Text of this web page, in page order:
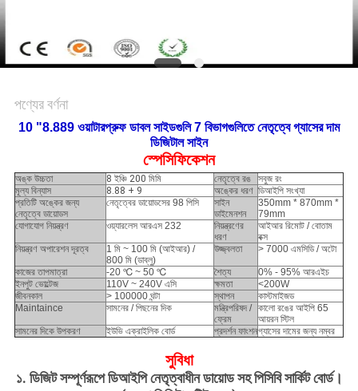
পণ্যের বর্ণনা
10 "8.889 ওয়াটারপ্রুফ ডাবল সাইডগুলি 7 বিভাগগুলিতে নেতৃত্বে গ্যাসের দাম
ডিজিটাল সাইন
স্পেসিফিকেশন
অঙ্ক উচ্চতা 8 ইঞ্চি 200 মিমি নেতৃত্বে রঙ
সবুজ রং
মূল্য বিন্যাস
8.88 + 9 অঙ্কের ধরণ ডিআইপি সংখ্যা
প্রতিটি অঙ্কের জন্য
নেতৃত্বে ডায়োডস
নেতৃত্বের ডায়োডসের 98 পিসি
সাইন
ডাইমেনশন
350mm * 870mm *
79mm
যোগাযোগ নিয়ন্ত্রণ
ওয়্যারলেস আরএস 232
নিয়ন্ত্রণের
ধরণ
আইআর রিমোট / বোতাম
বক্স
নিয়ন্ত্রণ অপারেশন দূরত্ব
1 মি ~ 100 মি (আইআর) /
800 মি (ডাব্লু)
উজ্জ্বলতা > 7000 এমসিডি / অটো
কাজের তাপমাত্রা -20 ℃ ~ 50 ℃ শৈত্য
0% - 95% আরএইচ
ইনপুট ভোল্টেজ
110V ~ 240V এসি ক্ষমতা
<200W
জীবনকাল
> 100000 ঘন্টা স্থাপন
কাস্টমাইজড
Maintaince
সামনের / পিছনের দিক
মন্ত্রিপরিষদ /
ফ্রেম
কালো রঙের আইপি 65
আয়রন স্টিল
সামনের দিকে উপকরণ
ইউভি এক্রাইলিক বোর্ড প্রদর্শন ফাংশনগ্যাসের দামের জন্য নম্বর
সুবিধা
১. ডিজিট সম্পূর্ণরূপে ডিআইপি নেতৃত্বাধীন ডায়োড সহ পিসিবি সার্কিট বোর্ড।